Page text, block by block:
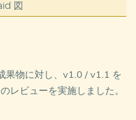
度は 1.5/5.0 と評
十分な状態で AI 推
なコミットメント
24, 10 条件）
SIer 2 社の三層体制、RACI
コンプライアンスロードマ
・KPI 3 階層（経営 / 部
図
--> R1[Devil's
反映して改善]
果物に対し、v1.0 / v1.1 を
レビューを実施しました。